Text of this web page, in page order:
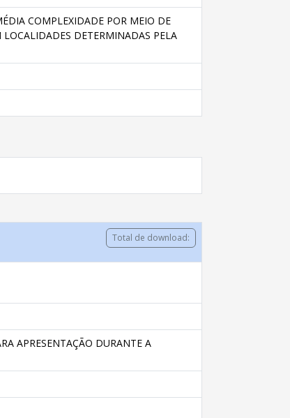
COMPLEXIDADE POR MEIO DE
DETERMINADAS PELA
Total de download:
APRESENTAÇÃO DURANTE A